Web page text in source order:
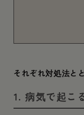
それぞれ対処法と
1. 病気で起こ